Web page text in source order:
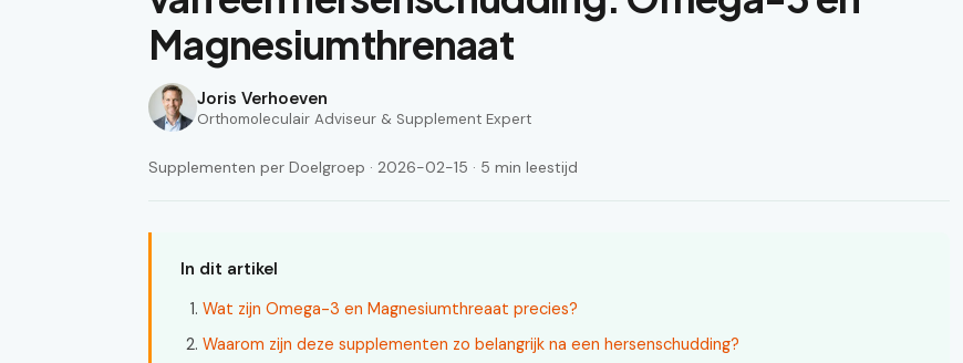
Magnesiumthrenaat
Joris Verhoeven
Orthomoleculair Adviseur & Supplement Expert
Supplementen per Doelgroep · 2026-02-15 · 5 min leestijd
In dit artikel
Wat zijn Omega-3 en Magnesiumthreaat precies?
Waarom zijn deze supplementen zo belangrijk na een hersenschudding?